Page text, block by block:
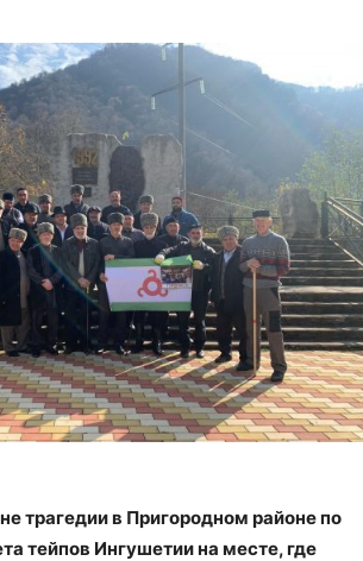
трагедии в Пригородном районе по
тейпов Ингушетии на месте, где